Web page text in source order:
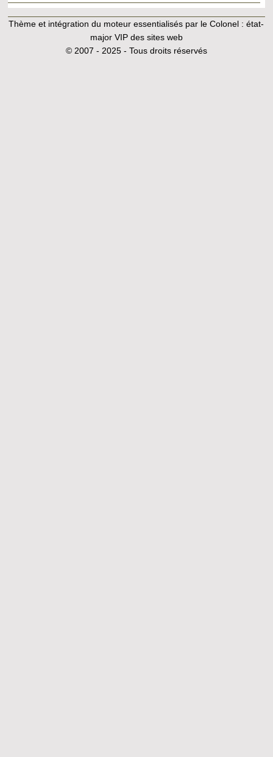
Thème et intégration du moteur essentialisés par le Colonel :état-
major VIP des sites web
© 2007 - 2025 - Tous droits réservés